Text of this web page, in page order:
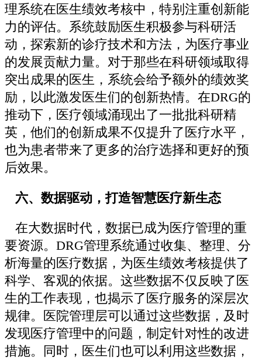
理系统在医生绩效考核中，特别注重创新能
力的评估。系统鼓励医生积极参与科研活
动，探索新的诊疗技术和方法，为医疗事业
的发展贡献力量。对于那些在科研领域取得
突出成果的医生，系统会给予额外的绩效奖
励，以此激发医生们的创新热情。在DRG的
推动下，医疗领域涌现出了一批批科研精
英，他们的创新成果不仅提升了医疗水平，
也为患者带来了更多的治疗选择和更好的预
后效果。
六、数据驱动，打造智慧医疗新生态
在大数据时代，数据已成为医疗管理的重
要资源。DRG管理系统通过收集、整理、分
析海量的医疗数据，为医生绩效考核提供了
科学、客观的依据。这些数据不仅反映了医
生的工作表现，也揭示了医疗服务的深层次
规律。医院管理层可以通过这些数据，及时
发现医疗管理中的问题，制定针对性的改进
措施。同时，医生们也可以利用这些数据，